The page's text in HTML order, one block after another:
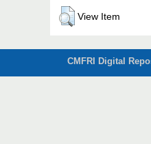
View Item
CMFRI Digital